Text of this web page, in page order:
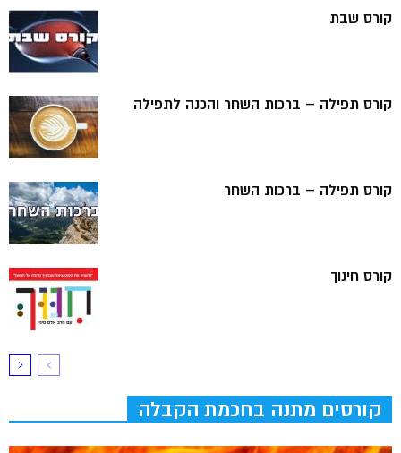
קורס שבת
קורס תפילה – ברכות השחר והכנה לתפילה
קורס תפילה – ברכות השחר
קורס חינוך
קורסים מתנה בחכמת הקבלה